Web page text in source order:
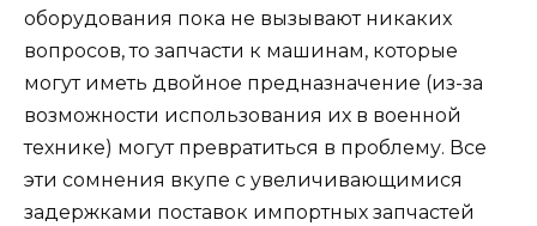
оборудования пока не вызывают никаких
вопросов, то запчасти к машинам, которые
могут иметь двойное предназначение (из-за
возможности использования их в военной
технике) могут превратиться в проблему. Все
эти сомнения вкупе с увеличивающимися
задержками поставок импортных запчастей